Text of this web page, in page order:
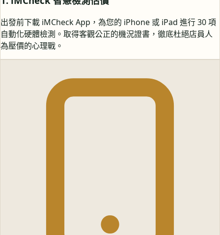
出發前下載 iMCheck App，為您的 iPhone 或 iPad 進行 30 項
自動化硬體檢測。取得客觀公正的機況證書，徹底杜絕店員人
為壓價的心理戰。